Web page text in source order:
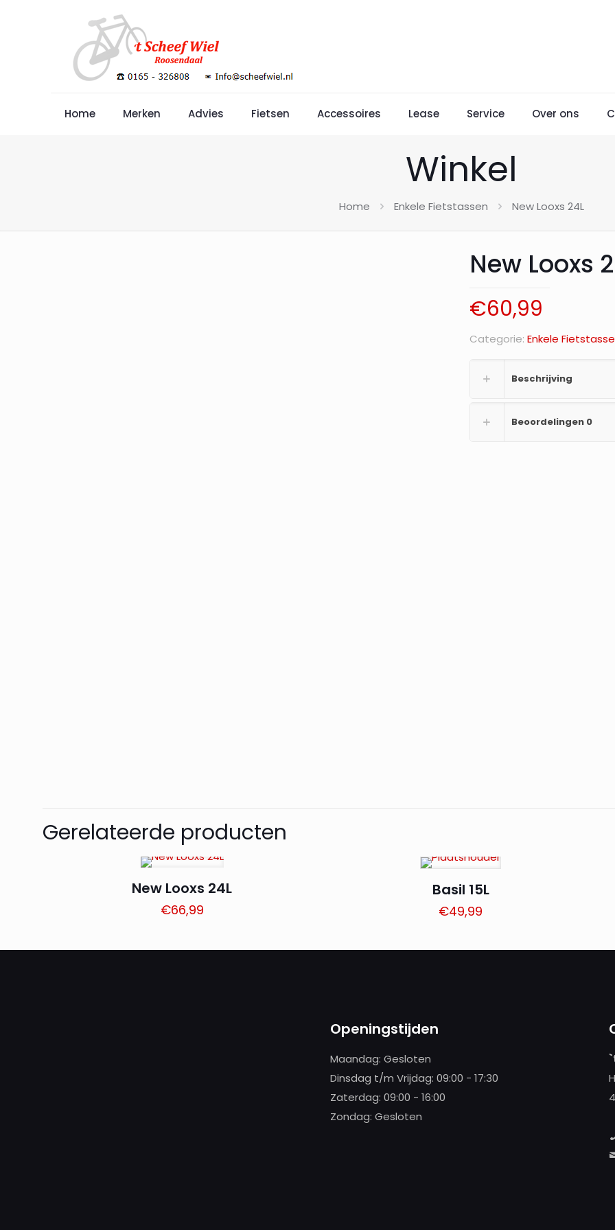
Home Merken Advies Fietsen Accessoires Lease Service Over ons
Winkel
Home Enkele Fietstassen New Looxs 24L
New Looxs
€60,99
Categorie: Enkele
Beschrijving
Beoordelingen 0
Gerelateerde producten
New Looxs 24L
€66,99
Basil 15L
€49,99
Openingstijden
Maandag: Gesloten
Dinsdag t/m Vrijdag: 09:00 - 17:30
Zaterdag: 09:00 - 16:00
Zondag: Gesloten